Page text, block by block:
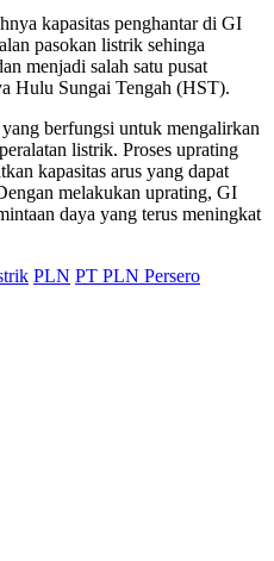
kapasitas penghantar di GI
pasokan listrik sehinga
menjadi salah satu pusat
Hulu Sungai Tengah (HST).
berfungsi untuk mengalirkan
listrik. Proses uprating
kapasitas arus yang dapat
melakukan uprating, GI
daya yang terus meningkat
PLN PT PLN Persero